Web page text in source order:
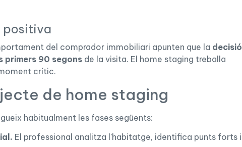
positiva
del comprador immobiliari apunten que la decisió
primers 90 segonsde la visita. El home staging treballa
crític.
de home staging
habitualment les fases següents:
El professional analitza l'habitatge, identifica punts forts i